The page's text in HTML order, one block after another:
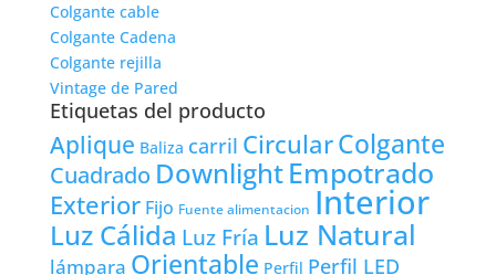
Colgante cable
Colgante Cadena
Colgante rejilla
Vintage de Pared
Etiquetas del producto
Aplique Baliza carril CircularColgante
Cuadrado DownlightEmpotrado
Exterior Fijo Fuente alimentacion Interior
Luz Cálida Luz Fría Luz Natural
lámpara Orientable Perfil Perfil LED